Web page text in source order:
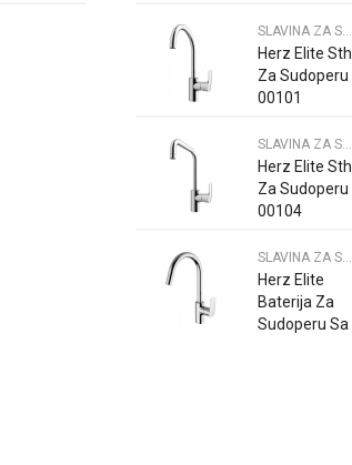
SLAVINA ZA SUDOPERU
Herz Elite Sth
Za Sudoperu
00101
SLAVINA ZA SUDOPERU
Herz Elite Sth
Za Sudoperu
00104
SLAVINA ZA SUDOPERU
Herz Elite
Baterija Za
Sudoperu Sa